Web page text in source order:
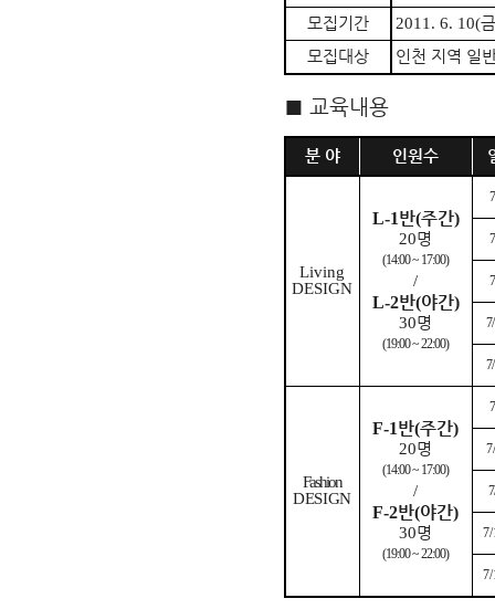
모집기간
2011. 6. 10(
모집대상
인천 지역 일
■ 교육내용
분 야 인원수
Living
DESIGN
L-1반(주간)
20명
(14:00 ~ 17:00)
/
L-2반(야간)
30명
(19:00 ~ 22:00)
Fashion
DESIGN
F-1반(주간)
20명
(14:00 ~ 17:00)
/
F-2반(야간)
30명
(19:00 ~ 22:00)